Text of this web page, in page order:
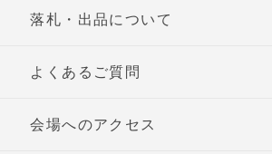
落札・出品について
よくあるご質問
会場へのアクセス